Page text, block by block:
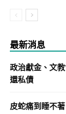
最新消息
政治獻金、文
還私債
皮蛇痛到睡不